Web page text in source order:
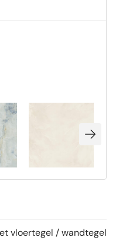
vloertegel / wandtegel